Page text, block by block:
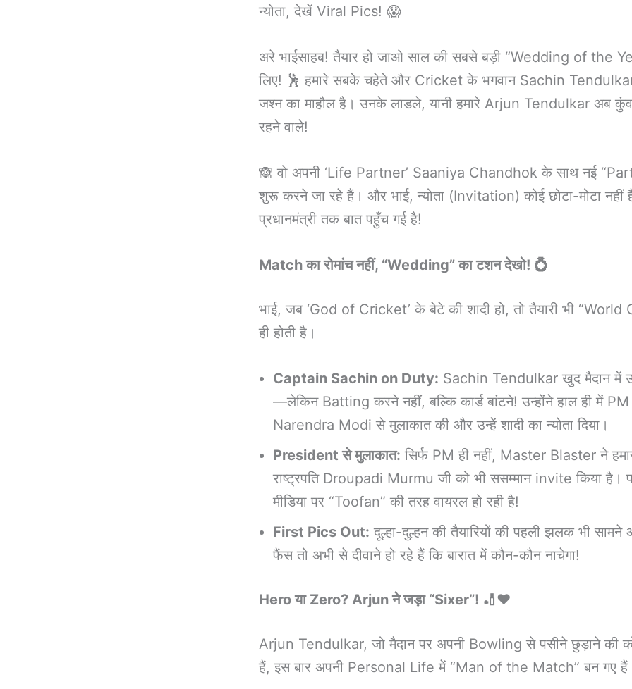
न्योता, देखें Viral Pics! 😱
अरे भाईसाहब! तैयार हो जाओ साल की सबसे बड़ी “Wedding of the
लिए! 🕺 हमारे सबके चहेते और Cricket के भगवान Sachin
जश्न का माहौल है। उनके लाडले, यानी हमारे Arjun Tendulkar अब
रहने वाले!
🙈 वो अपनी ‘Life Partner’ Saaniya Chandhok के साथ नई
शुरू करने जा रहे हैं। और भाई, न्योता (Invitation) कोई छोटा-मोटा नहीं
प्रधानमंत्री तक बात पहुँच गई है!
Match का रोमांच नहीं, “Wedding” का टशन देखो! 💍
भाई, जब ‘God of Cricket’ के बेटे की शादी हो, तो तैयारी भी “World
ही होती है।
Captain Sachin on Duty: Sachin Tendulkar खुद मैदान में
—लेकिन Batting करने नहीं, बल्कि कार्ड बांटने! उन्होंने हाल ही में PM
Narendra Modi से मुलाकात की और उन्हें शादी का न्योता दिया।
President से मुलाकात: सिर्फ PM ही नहीं, Master Blaster ने
राष्ट्रपति Droupadi Murmu जी को भी ससम्मान invite किया है।
मीडिया पर “Toofan” की तरह वायरल हो रही है!
First Pics Out: दूल्हा-दुल्हन की तैयारियों की पहली झलक भी
फैंस तो अभी से दीवाने हो रहे हैं कि बारात में कौन-कौन नाचेगा!
Hero या Zero? Arjun ने जड़ा “Sixer”! 🏏❤️
Arjun Tendulkar, जो मैदान पर अपनी Bowling से पसीने छुड़ाने की
हैं, इस बार अपनी Personal Life में “Man of the Match” बन गए